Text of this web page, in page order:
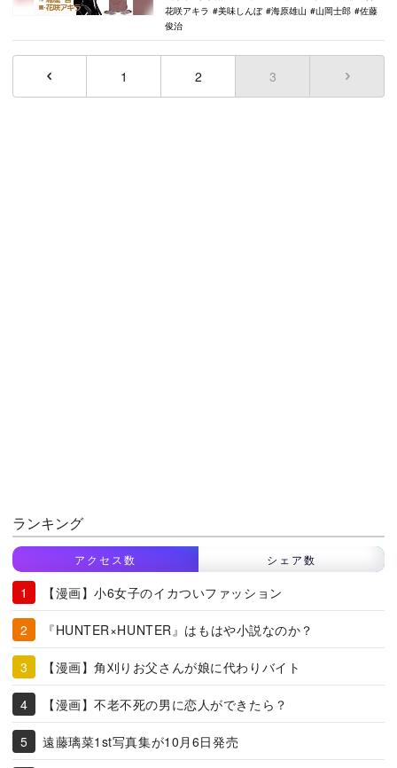
花咲アキラ
美味しんぼ 海原雄山 山岡士郎
佐藤
俊治
1 2 3
ランキング
アクセス数 シェア数
【漫画】小6女子のイカついファッション
『HUNTER×HUNTER』はもはや小説なのか？
【漫画】角刈りお父さんが娘に代わりバイト
【漫画】不老不死の男に恋人ができたら？
遠藤璃菜1st写真集が10月6日発売